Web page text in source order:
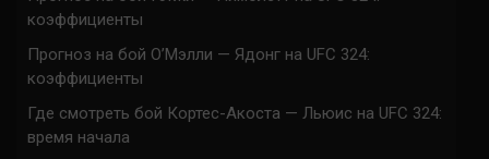
коэффициенты
Прогноз на бой О’Мэлли — Ядонг на UFC 324:
коэффициенты
Где смотреть бой Кортес-Акоста — Льюис на UFC 324:
время начала